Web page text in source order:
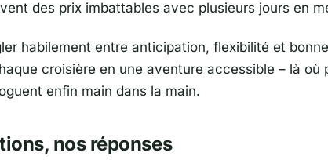
des prix imbattables avec plusieurs jours en
habilement entre anticipation, flexibilité et
croisière en une aventure accessible – là où
enfin main dans la main.
nos réponses